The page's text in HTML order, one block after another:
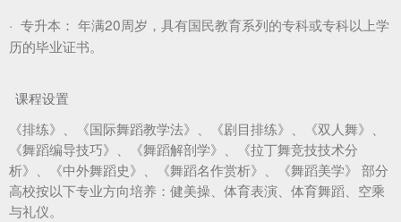
· 专升本： 年满20周岁，具有国民教育系列的专科或专科以上学
历的毕业证书。
课程设置
《排练》、《国际舞蹈教学法》、《剧目排练》、《双人舞》、
《舞蹈编导技巧》、《舞蹈解剖学》、《拉丁舞竞技技术分
析》、《中外舞蹈史》、《舞蹈名作赏析》、《舞蹈美学》 部分
高校按以下专业方向培养：健美操、体育表演、体育舞蹈、空乘
与礼仪。